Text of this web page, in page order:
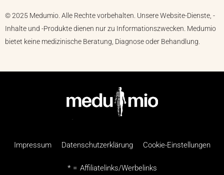
© 2025 Medumio. Alle Rechte vorbehalten. Unsere Website-Dienste, -
Inhalte und -Produkte dienen nur zu Informationszwecken. Medumio
bietet keine medizinische Beratung, Diagnose oder Behandlung.
Impressum Datenschutzerklärung Cookie-Einstellungen
* = Affiliatelinks/Werbelinks